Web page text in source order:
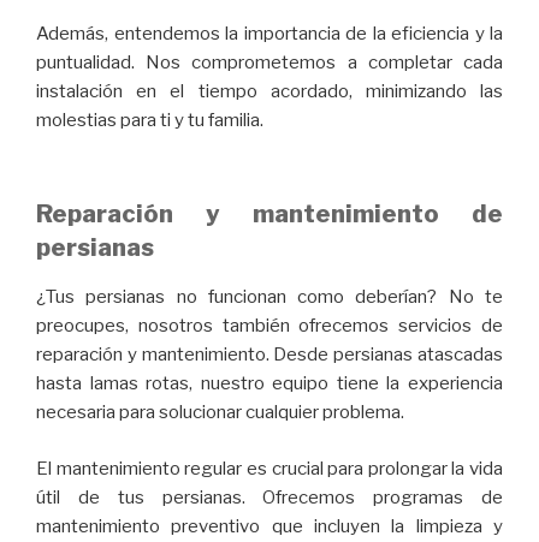
Además, entendemos la importancia de la eficiencia y la
puntualidad. Nos comprometemos a completar cada
instalación en el tiempo acordado, minimizando las
molestias para ti y tu familia.
Reparación y mantenimiento de
persianas
¿Tus persianas no funcionan como deberían? No te
preocupes, nosotros también ofrecemos servicios de
reparación y mantenimiento. Desde persianas atascadas
hasta lamas rotas, nuestro equipo tiene la experiencia
necesaria para solucionar cualquier problema.
El mantenimiento regular es crucial para prolongar la vida
útil de tus persianas. Ofrecemos programas de
mantenimiento preventivo que incluyen la limpieza y